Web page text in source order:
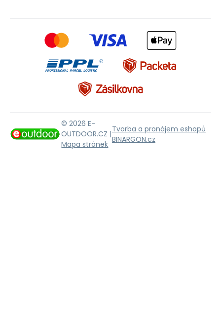
© 2026 E-
OUTDOOR.CZ |
Mapa stránek
Tvorba a pronájem eshopů
BINARGON.cz